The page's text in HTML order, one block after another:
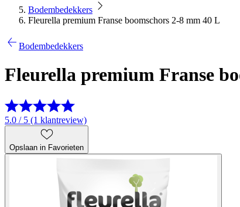
Bodembedekkers
Fleurella premium Franse boomschors 2-8 mm 40 L
Bodembedekkers
Fleurella premium Franse
5.0 / 5 (1 klantreview)
Opslaan in Favorieten